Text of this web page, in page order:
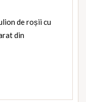
de roșii cu
din